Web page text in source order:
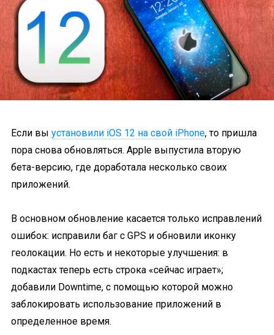
Если вы установили iOS 12 на свой iPhone, то пришла
пора снова обновляться. Apple выпустила вторую
бета-версию, где доработала несколько своих
приложений.
В основном обновление касается только исправлений
ошибок: исправили баг с GPS и обновили иконку
геолокации. Но есть и некоторые улучшения: в
подкастах теперь есть строка «сейчас играет»;
добавили Downtime, с помощью которой можно
заблокировать использование приложений в
определенное время.